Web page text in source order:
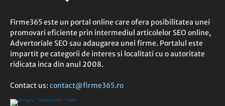
Firme365 este un portal online care ofera posibilitatea unei
promovari eficiente prin intermediul articolelor SEO online,
Advertoriale SEO sau adaugarea unei firme. Portalul este
impartit pe categorii de interes si localitati cu o autoritate
ridicata inca din anul 2008.
Contact us: contact@firme365.ro